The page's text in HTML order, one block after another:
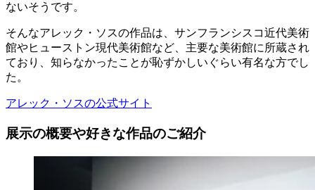
ないそうです。
そんなアレック・ソスの作品は、サンフランシスコ近代美術
館やヒューストン現代美術館など、主要な美術館に所蔵され
ており、知らなかったことが恥ずかしいぐらい有名な方でし
た。
アレック・ソスの公式サイト
展示の概要や好きな作品のご紹介